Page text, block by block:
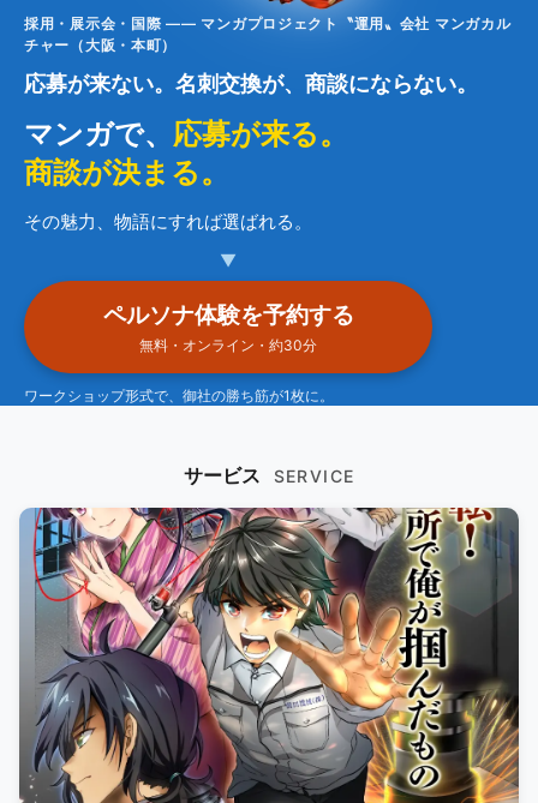
採用・展示会・国際 —— マンガプロジェクト〝運用〟会社 マンガカル
チャー（大阪・本町）
応募が来ない。名刺交換が、商談にならない。
マンガで、 応募が来る。
商談が決まる。
その魅力、物語にすれば選ばれる。
▼
ペルソナ体験を予約する
無料・オンライン・約30分
ワークショップ形式で、御社の勝ち筋が1枚に。
サービス SERVICE